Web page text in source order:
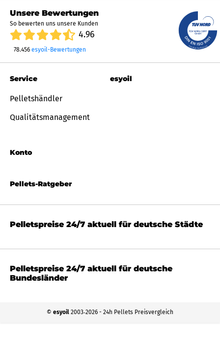
Unsere Bewertungen
So bewerten uns unsere Kunden
4.96
78.456 esyoil-Bewertungen
Pellets-Ratgeber
Service
Pelletshändler
Qualitätsmanagement
Konto
esyoil
Pelletspreise 24/7 aktuell für deutsche Städte
Pelletspreise 24/7 aktuell für deutsche
Bundesländer
© esyoil 2003‐2026 - 24h Pellets Preisvergleich